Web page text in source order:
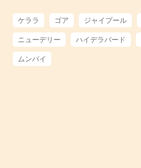
ケララ ゴア ジャイプール
ニューデリー
ハイデラバード
ムンバイ